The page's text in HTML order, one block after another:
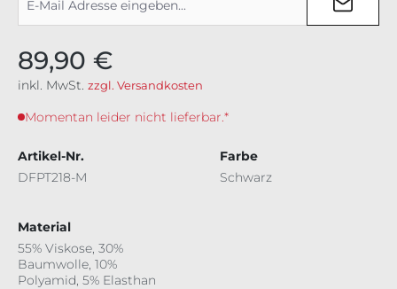
89,90 €
inkl. MwSt. zzgl. Versandkosten
Momentan leider nicht lieferbar.*
Artikel-Nr.
DFPT218-M
Farbe
Schwarz
Material
55% Viskose, 30%
Baumwolle, 10%
Polyamid, 5% Elasthan